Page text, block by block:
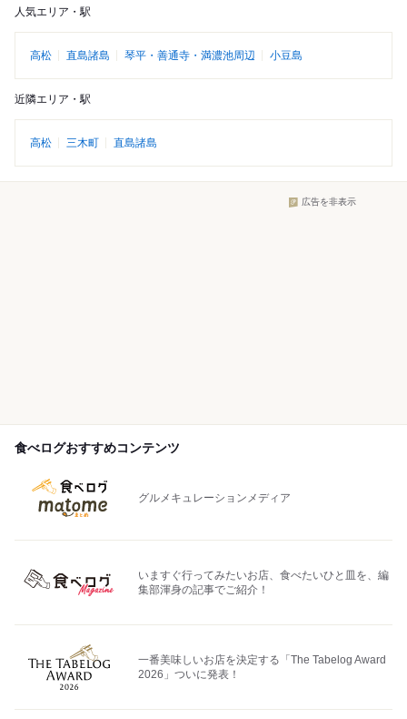
人気エリア・駅
高松 直島諸島 琴平・善通寺・満濃池周辺 小豆島
近隣エリア・駅
高松 三木町 直島諸島
広告を非表示
食べログおすすめコンテンツ
グルメキュレーションメディア
いますぐ行ってみたいお店、食べたいひと皿を、編
集部渾身の記事でご紹介！
一番美味しいお店を決定する「The Tabelog Award
2026」ついに発表！